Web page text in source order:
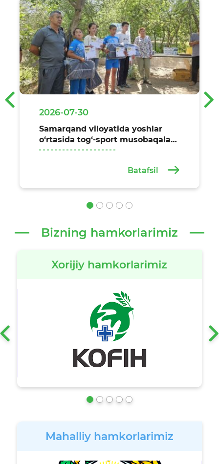
2026-07-30
Samarqand viloyatida yoshlar
o‘rtasida tog‘-sport musobaqalari
o‘tkazildi
Batafsil
‹ ›
Bizning hamkorlarimiz
Xorijiy hamkorlarimiz
‹ ›
Mahalliy hamkorlarimiz